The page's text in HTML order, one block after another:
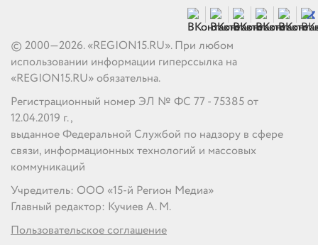
© 2000—2026. «REGION15.RU». При любом
использовании информации гиперссылка на
«REGION15.RU» обязательна.
Регистрационный номер ЭЛ № ФС 77 - 75385 от
12.04.2019 г.,
выданное Федеральной Службой по надзору в сфере
связи, информационных технологий и массовых
коммуникаций
Учредитель: ООО «15-й Регион Медиа»
Главный редактор: Кучиев А. М.
Пользовательское соглашение